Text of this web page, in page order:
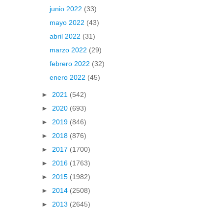
junio 2022 (33)
mayo 2022 (43)
abril 2022 (31)
marzo 2022 (29)
febrero 2022 (32)
enero 2022 (45)
► 2021 (542)
► 2020 (693)
► 2019 (846)
► 2018 (876)
► 2017 (1700)
► 2016 (1763)
► 2015 (1982)
► 2014 (2508)
► 2013 (2645)